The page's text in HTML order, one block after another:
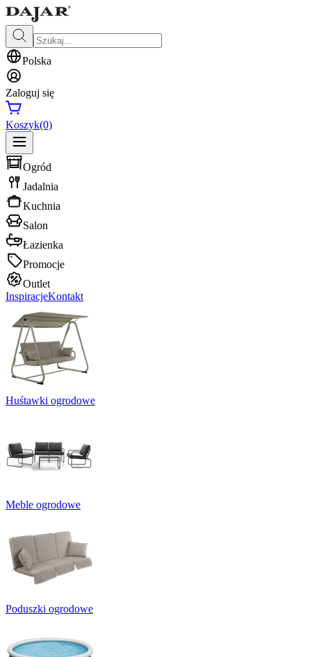
Polska
Zaloguj się
Koszyk(0)
Ogród
Jadalnia
Kuchnia
Salon
Łazienka
Promocje
Outlet
InspiracjeKontakt
Huśtawki ogrodowe
Meble ogrodowe
Poduszki ogrodowe